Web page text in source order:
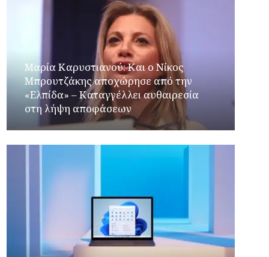
Μαρία Καρυστιανού: Και ο Νίκος
Μπρουτζάκης αποχώρησε από την
«Ελπίδα» – Καταγγέλλει αυθαιρεσία
στη λήψη αποφάσεων